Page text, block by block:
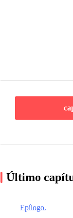
Último
Epílogo.